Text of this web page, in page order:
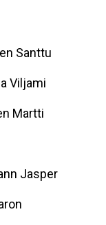
Santtu
Viljami
Martti
Jasper